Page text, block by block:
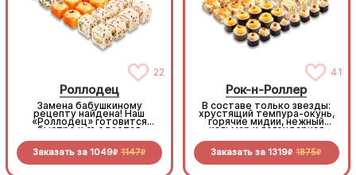
22
Роллодец
Замена бабушкиному
рецепту найдена! Наш
«Роллодец» готовится
быстро и съедается
настроение в каждом
кусочке без лишних хлопот
Заказать за 1049R 1147R
41
Рок-н-Роллер
В составе только звезды:
хрустящий темпура-окунь,
горячие мидии, нежный
кальмар и легендарная
«разогреве» — уникальные
запеченные мини-роллы в
Заказать за 1319R 1875R